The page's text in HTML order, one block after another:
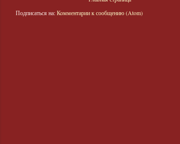
Подписаться на:Комментарии к сообщению (Atom)